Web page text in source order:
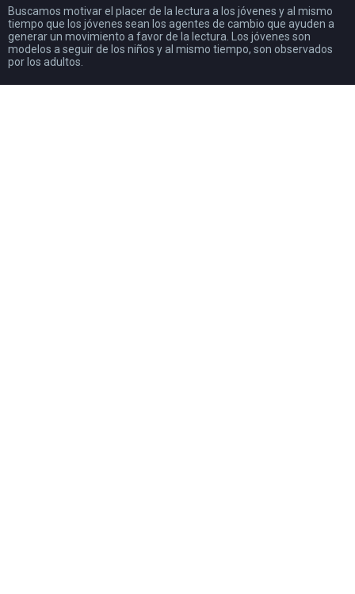
Buscamos motivar el placer de la lectura a los jóvenes y al mismo
tiempo que los jóvenes sean los agentes de cambio que ayuden a
generar un movimiento a favor de la lectura. Los jóvenes son
modelos a seguir de los niños y al mismo tiempo, son observados
por los adultos.